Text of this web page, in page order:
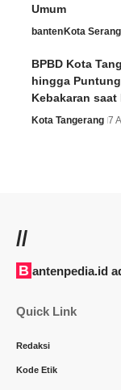
Umum
bantenKota Serang
BPBD Kota
hingga
Kebakaran saat
Kota Tangerang 7
//
Bantenpedia.id
Quick Link
Redaksi
Kode Etik